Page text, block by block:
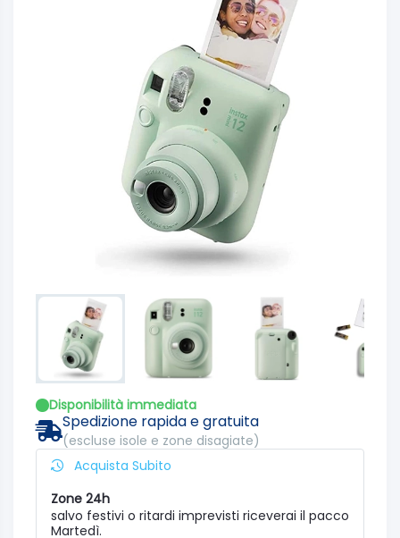
Disponibilità immediata
Spedizione rapida e gratuita
(escluse isole e zone disagiate)
Acquista Subito
Zone 24h
salvo festivi o ritardi imprevisti riceverai il pacco
Martedì.